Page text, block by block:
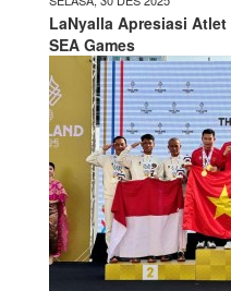
LaNyalla Apresiasi
SEA Games